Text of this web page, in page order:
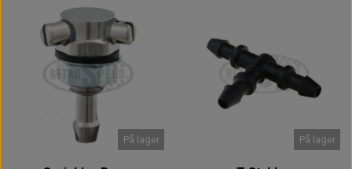
På lager På lager